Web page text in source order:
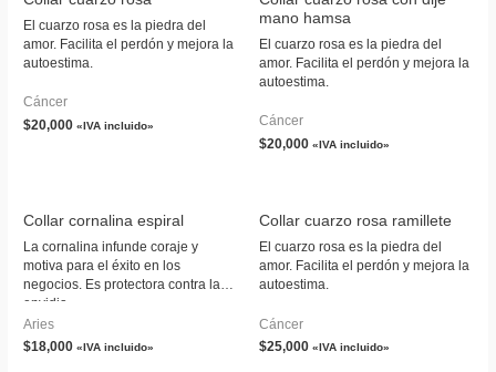
El cuarzo rosa es la piedra del
amor. Facilita el perdón y mejora la
autoestima.
Cáncer
$20,000 «IVA incluido»
mano hamsa
El cuarzo rosa es la piedra del
amor. Facilita el perdón y mejora la
autoestima.
Cáncer
$20,000 «IVA incluido»
Collar cornalina espiral
La cornalina infunde coraje y
motiva para el éxito en los
negocios. Es protectora contra la
envidia.
Aries
$18,000 «IVA incluido»
Collar cuarzo rosa ramillete
El cuarzo rosa es la piedra del
amor. Facilita el perdón y mejora la
autoestima.
Cáncer
$25,000 «IVA incluido»